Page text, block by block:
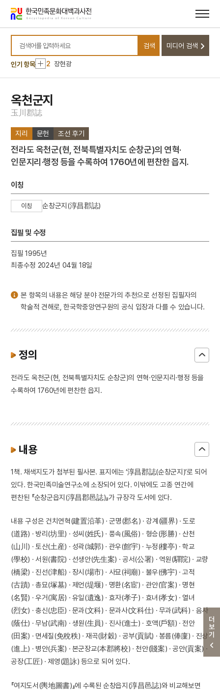
바로가기
바로가기
검색어를 입력하세요
검색 미디어 검색
인기 항목
10 노도
1 금성대군
2 장현광
3 북조선임시인민위원회
4
7
말띠
8 양띠
9 중서령
1 금성대군
2
장현광
4 세조
5
6
독도의용수비대
8
양띠
10 노도
더보기
옥천군지
玉 川 郡誌
지리 문헌 조선 후기
전라도 옥천군(현, 전북특별자치도 순창군)의 연혁·
인문지리·행정 등을 수록하여 1760년에 편찬한 읍지.
이칭
이칭 순창군지(淳昌郡誌)
집필 및 수정
집필 1995년
최종수정 2024년 04월 18일
본 항목의 내용은 해당 분야 전문가의 추천으로 선정된 집필자의
학술적 견해로, 한국학중앙연구원의 공식 입장과 다를 수 있습니다.
정의
전라도 옥천군(현, 전북특별자치도 순창군)의 연혁·인문지리·행정 등을
수록하여 1760년에 편찬한 읍지.
내용
1책. 채색지도가 첨부된 필사본. 표지에는 ‘淳昌郡誌(순창군지)’로 되어
있다. 한국민족미술연구소에 소장되어 있다. 이밖에도 고종 연간에
편찬된 『순창군읍지(淳昌郡邑誌)』가 규장각 도서에 있다.
내용 구성은 건치연혁(建置沿革) · 군명(郡名) · 강계(疆界) · 도로
(道路) · 방리(坊里) · 성씨(姓氏) · 풍속(風俗) · 형승(形勝) · 산천
(山川) · 토산(土産) · 성곽(城郭) · 관우(館宇) · 누정(樓亭) · 학교
(學校) · 서원(書院) · 선생안(先生案) · 공서(公署) · 역원(驛院) · 교량
(橋梁) · 진선(津船) · 장시(場市) · 사묘(祠廟) · 불우(佛宇) · 고적
(古蹟) · 총묘(塚墓) · 제언(堤堰) · 명환(名宦) · 관안(官案) · 명현
(名賢) · 우거(寓居) · 유일(遺逸) · 효자(孝子) · 효녀(孝女) · 열녀
(烈女) · 충신(忠臣) · 문과(文科) · 문과사(文科仕) · 무과(武科) · 음사
(蔭仕) · 무남(武南) · 생원(生員) · 진사(進士) · 호액(戶額) · 전안
(田案) · 면세질(免稅秩) · 재곡(財穀) · 공부(貢賦) · 봉름(俸廩) · 진상
(進上) · 병안(兵案) · 본군장교(本郡將校) · 천안(賤案) · 공안(貢案) ·
공장(工匠) · 제영(題詠) 등으로 되어 있다.
『여지도서(輿地圖書)』에 수록된 순창읍지(淳昌邑誌)와 비교해보면